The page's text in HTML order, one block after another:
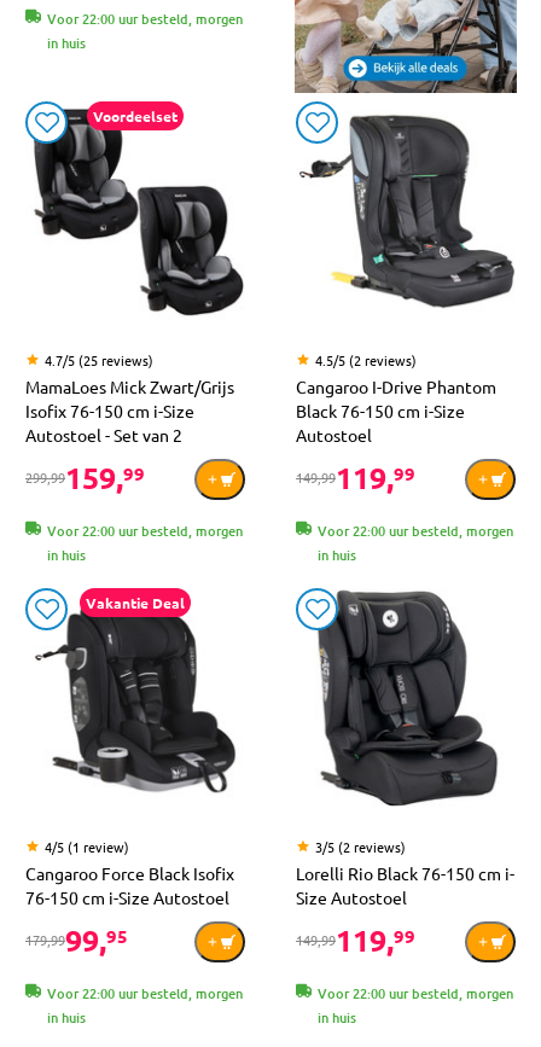
Voor 22:00 uur besteld, morgen
in huis
Voordeelset
4.7/5 (25 reviews)
MamaLoes Mick Zwart/Grijs
Isofix 76-150 cm i-Size
Autostoel - Set van 2
299,99159,99
Voor 22:00 uur besteld, morgen
in huis
4.5/5 (2 reviews)
Cangaroo I-Drive Phantom
Black 76-150 cm i-Size
Autostoel
149,99119,99
Voor 22:00 uur besteld, morgen
in huis
Vakantie Deal
4/5 (1 review)
Cangaroo Force Black Isofix
76-150 cm i-Size Autostoel
179,9999,95
Voor 22:00 uur besteld, morgen
in huis
3/5 (2 reviews)
Lorelli Rio Black 76-150 cm i-
Size Autostoel
149,99119,99
Voor 22:00 uur besteld, morgen
in huis